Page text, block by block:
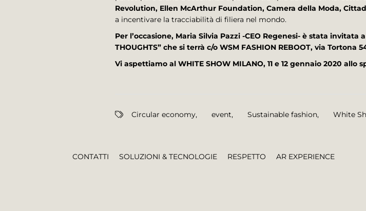
Revolution, Ellen McArthur Foundation, Camera della Moda,
a incentivare la tracciabilità di filiera nel mondo.
Per l’occasione, Maria Silvia Pazzi -CEO Regenesi- è stata
THOUGHTS” che si terrà c/o WSM FASHION REBOOT, via Tortona
Vi aspettiamo al WHITE SHOW MILANO, 11 e 12 gennaio 2020
Circular economy, event, Sustainable fashion, White
AR EXPERIENCE
RESPETTO
SOLUZIONI & TECNOLOGIE
CONTATTI